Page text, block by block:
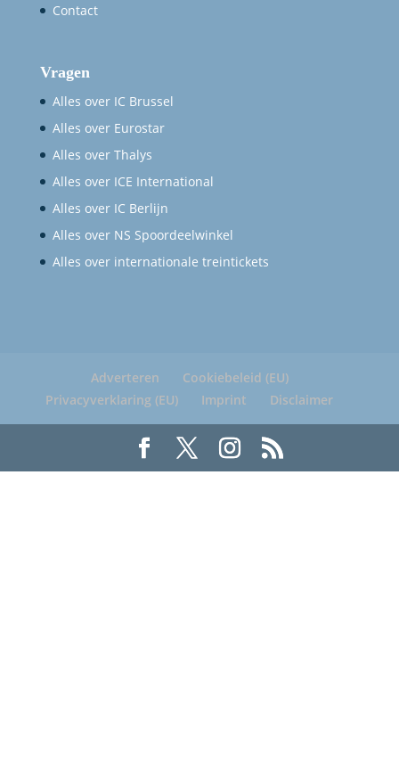
Contact
Vragen
Alles over IC Brussel
Alles over Eurostar
Alles over Thalys
Alles over ICE International
Alles over IC Berlijn
Alles over NS Spoordeelwinkel
Alles over internationale treintickets
Adverteren
Cookiebeleid (EU)
Privacyverklaring (EU)
Imprint Disclaimer